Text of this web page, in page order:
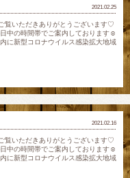
2021.02.25
覧いただきありがとうございます♡
中の時間帯でご案内しております☺
に新型コロナウイルス感染拡大地域
2021.02.16
覧いただきありがとうございます♡
中の時間帯でご案内しております☺
に新型コロナウイルス感染拡大地域